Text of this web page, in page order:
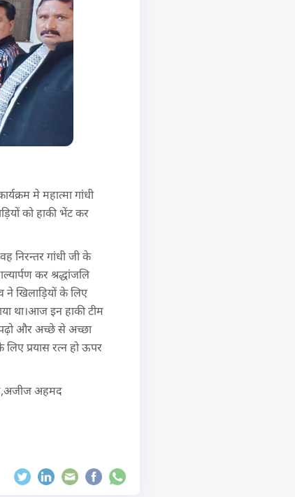
मे महात्मा गांधी
को हाकी भेंट कर
निरन्तर गांधी जी के
कर श्रद्धांजलि
ने खिलाड़ियों के लिए
था।आज इन हाकी टीम
और अच्छे से अच्छा
प्रयास रत्न हो ऊपर
अहमद